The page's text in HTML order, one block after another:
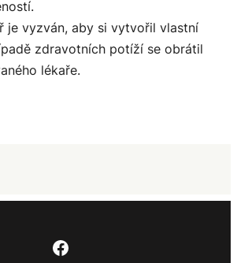
je vyzván, aby si vytvořil vlastní
zdravotních potíží se obrátil
lékaře.
Facebook